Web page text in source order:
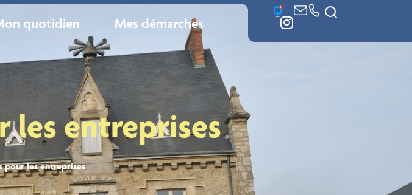
quotidien Mes démarches
les entreprises
pour les entreprises